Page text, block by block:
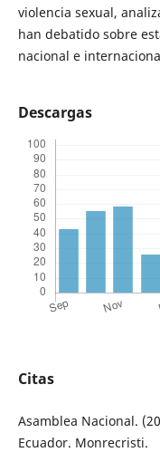
violencia sexual,
han debatido sobre
nacional e
Descargas
Citas
Asamblea Nacional.
Ecuador. Monrecristi.